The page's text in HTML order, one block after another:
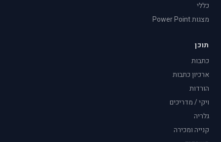
כללי
מצגות Power Point
תוכן
כתבות
ארכיון כתבות
הורדות
ויקי / מדריכים
גלריה
קנייה ומכירה